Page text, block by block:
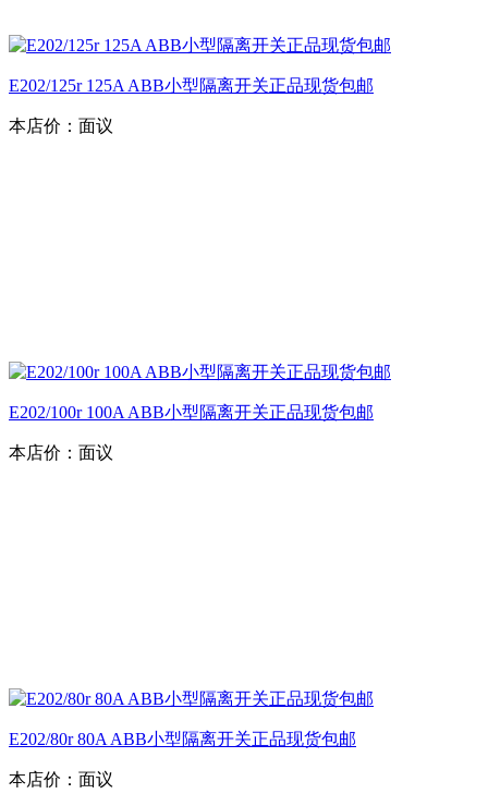
E202/125r 125A ABB小型隔离开关正品现货包邮
本店价： 面议
E202/100r 100A ABB小型隔离开关正品现货包邮
本店价： 面议
E202/80r 80A ABB小型隔离开关正品现货包邮
本店价： 面议